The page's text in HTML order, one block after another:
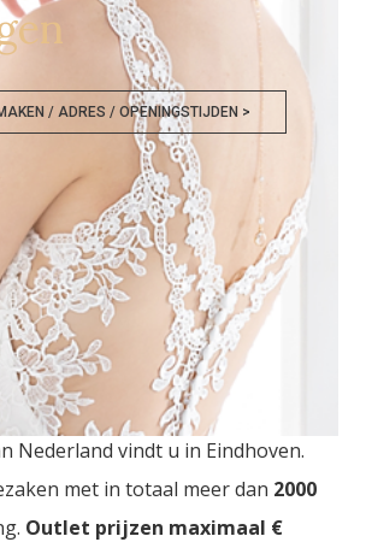
/ ADRES / OPENINGSTIJDEN >
Nijmegen
De
grootste Trouwjurken
Nederland vindt u in Eindhoven.
met in totaal meer dan 2000
Outlet prijzen maximaal €